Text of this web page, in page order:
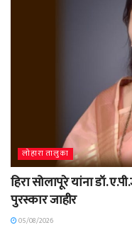
लोहारा तालुका
हिरा सोलापूरे यांना डॉ.
पुरस्कार जाहीर
05/08/2026